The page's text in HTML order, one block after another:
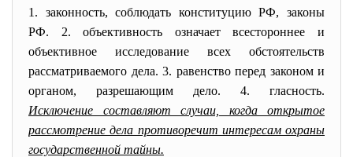
1. законность, соблюдать конституцию РФ, законы
РФ. 2. объективность означает всестороннее и
объективное исследование всех обстоятельств
рассматриваемого дела. 3. равенство перед законом и
органом, разрешающим дело. 4. гласность.
Исключение составляют случаи, когда открытое
рассмотрение дела противоречит интересам охраны
государственной тайны.